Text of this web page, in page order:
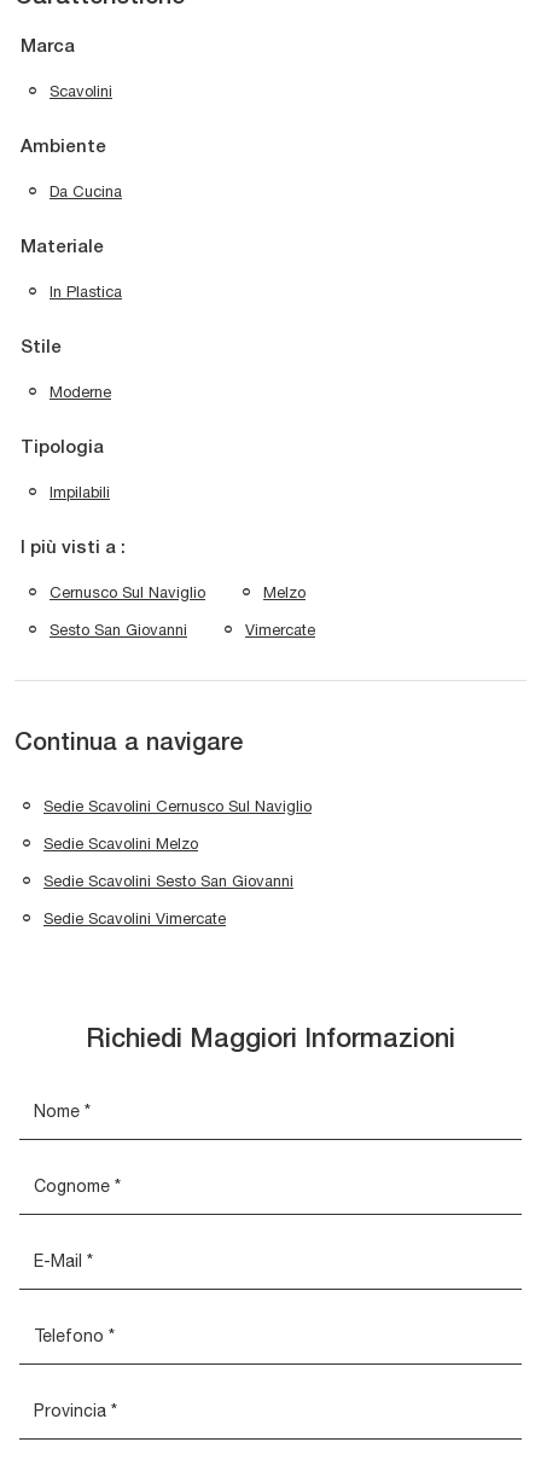
Marca
Scavolini
Ambiente
Da Cucina
Materiale
In Plastica
Stile
Moderne
Tipologia
Impilabili
I più visti a :
Cernusco Sul Naviglio Melzo
Sesto San Giovanni Vimercate
Continua a navigare
Sedie Scavolini Cernusco Sul Naviglio
Sedie Scavolini Melzo
Sedie Scavolini Sesto San Giovanni
Sedie Scavolini Vimercate
Richiedi Maggiori Informazioni